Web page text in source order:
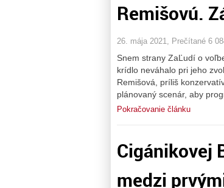
Remišovú.
26. mája 2021, Prečítané 6
Snem strany ZaĽudí o
krídlo neváhalo pri jeho
Remišová, príliš
plánovaný scenár, aby
Pokračovanie článku
Cigánikovej
medzi